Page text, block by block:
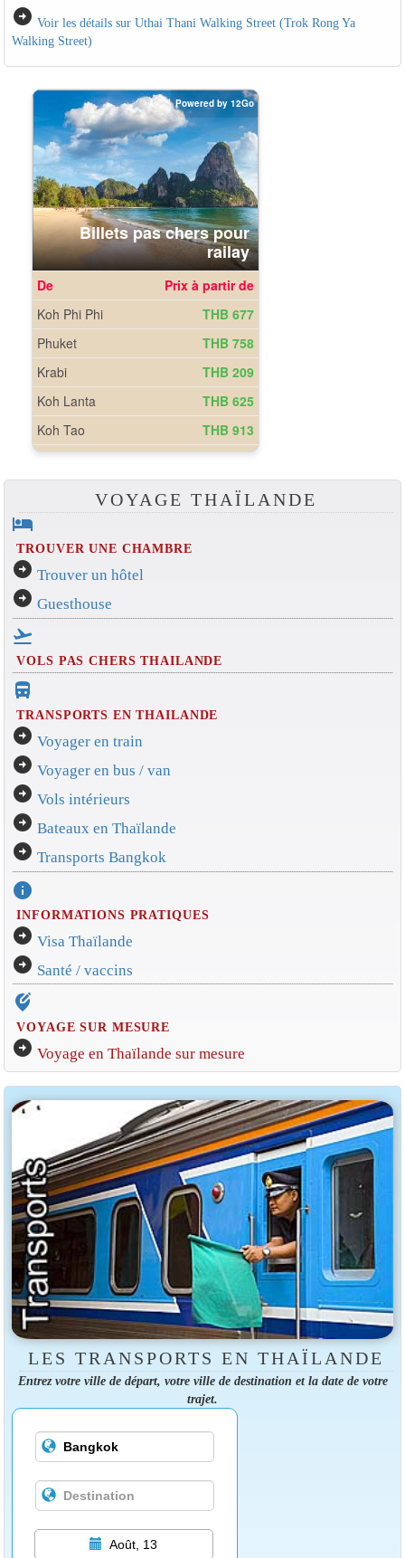
arrow_circle_right Voir les détails sur Uthai Thani Walking Street (Trok Rong Ya
Walking Street)
VOYAGE THAÏLANDE
hotel
TROUVER UNE CHAMBRE
arrow_circle_right Trouver un hôtel
arrow_circle_right Guesthouse
flight_takeoff
VOLS PAS CHERS THAILANDE
directions_bus_filled
TRANSPORTS EN THAILANDE
arrow_circle_right Voyager en train
arrow_circle_right Voyager en bus / van
arrow_circle_right Vols intérieurs
arrow_circle_right Bateaux en Thaïlande
arrow_circle_right Transports Bangkok
info
INFORMATIONS PRATIQUES
arrow_circle_right Visa Thaïlande
arrow_circle_right Santé / vaccins
edit_location_alt
VOYAGE SUR MESURE
arrow_circle_right Voyage en Thaïlande sur mesure
LES TRANSPORTS EN THAÏLANDE
Entrez votre ville de départ, votre ville de destination et la date de votre
trajet.
Août, 13